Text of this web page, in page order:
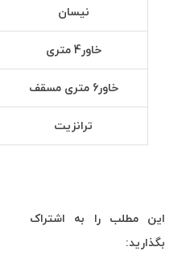
نیسان
خاور4 متری
خاور6 متری مسقف
ترانزیت
این مطلب را به اشتراک
بگذارید: